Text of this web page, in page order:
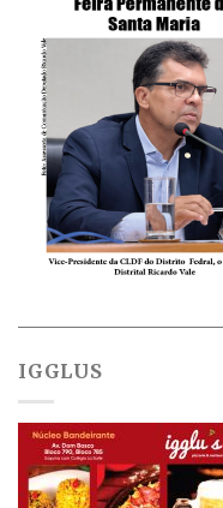
IGGLUS